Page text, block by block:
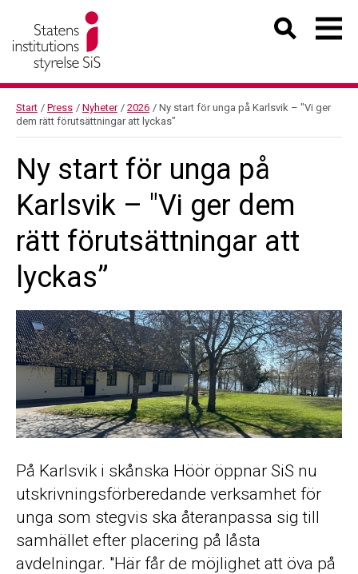
Start / Press / Nyheter / 2026 / Ny start för unga på Karlsvik – "Vi ger
dem rätt förutsättningar att lyckas”
Ny start för unga på
Karlsvik – "Vi ger dem
rätt förutsättningar att
lyckas”
På Karlsvik i skånska Höör öppnar SiS nu
utskrivningsförberedande verksamhet för
unga som stegvis ska återanpassa sig till
samhället efter placering på låsta
avdelningar. "Här får de möjlighet att öva på